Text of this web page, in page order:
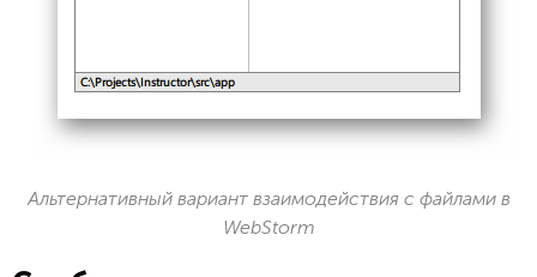
Альтернативный вариант взаимодействия с файлами в
WebStorm